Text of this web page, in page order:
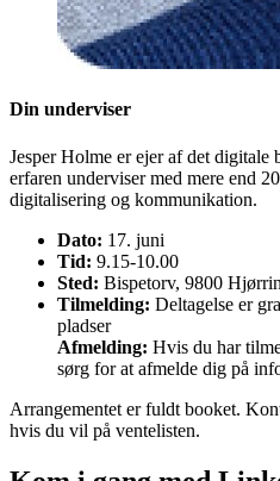
Din underviser
Jesper Holme er ejer af det digitale
erfaren underviser med mere end
digitalisering og kommunikation.
Dato: 17. juni
Tid: 9.15-10.00
Sted: Bispetorv, 9800
Tilmelding: Deltagelse er
pladser
Afmelding: Hvis du har
sørg for at afmelde dig på
Arrangementet er fuldt booket.
hvis du vil på ventelisten.